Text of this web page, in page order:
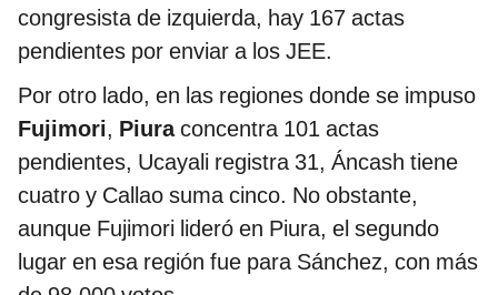
congresista de izquierda, hay 167 actas
pendientes por enviar a los JEE.
Por otro lado, en las regiones donde se impuso
Fujimori, Piuraconcentra 101 actas
pendientes, Ucayali registra 31, Áncash tiene
cuatro y Callao suma cinco. No obstante,
aunque Fujimori lideró en Piura, el segundo
lugar en esa región fue para Sánchez, con más